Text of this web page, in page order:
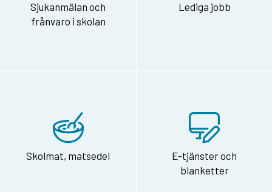
Sjukanmälan och
frånvaro i skolan
Lediga jobb
Skolmat, matsedel
E-tjänster och
blanketter